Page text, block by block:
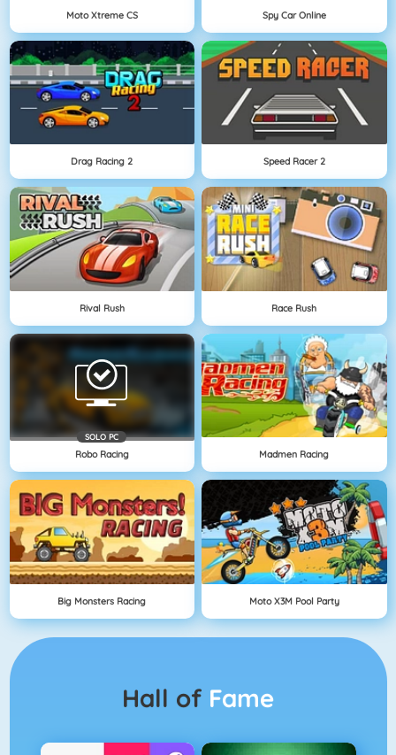
Moto Xtreme CS Spy Car Online
Drag Racing 2 Speed Racer 2
Rival Rush Race Rush
SOLO PC
Robo Racing Madmen Racing
Big Monsters Racing Moto X3M Pool Party
Hall of Fame